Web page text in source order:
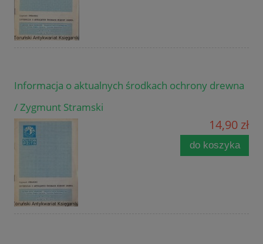
Informacja o aktualnych środkach ochrony drewna
/ Zygmunt Stramski
14,90 zł
do koszyka